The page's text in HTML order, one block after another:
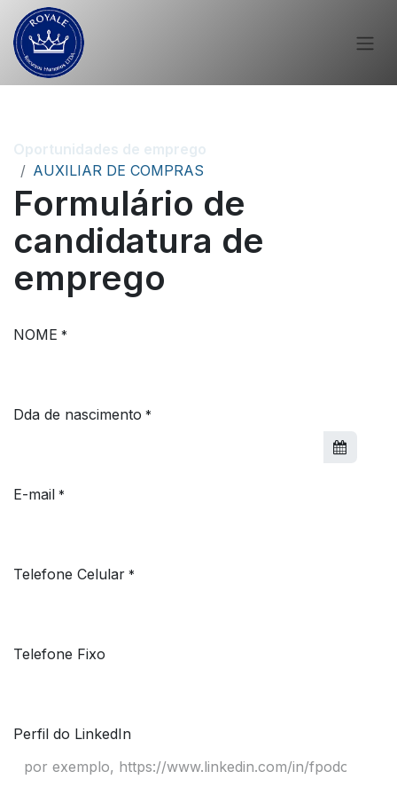
Oportunidades de emprego
AUXILIAR DE COMPRAS
Formulário de
candidatura de
emprego
NOME *
Dda de nascimento *
E-mail *
Telefone Celular *
Telefone Fixo
Perfil do LinkedIn